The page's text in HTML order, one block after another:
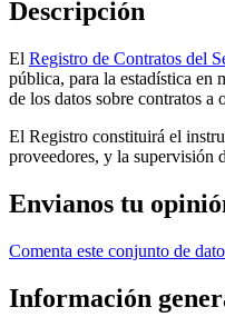
Descripción
El Registro de Contratos del
pública, para la estadística en
de los datos sobre contratos
El Registro constituirá el
proveedores, y la supervisión
Envianos tu
Comenta este conjunto de
Información